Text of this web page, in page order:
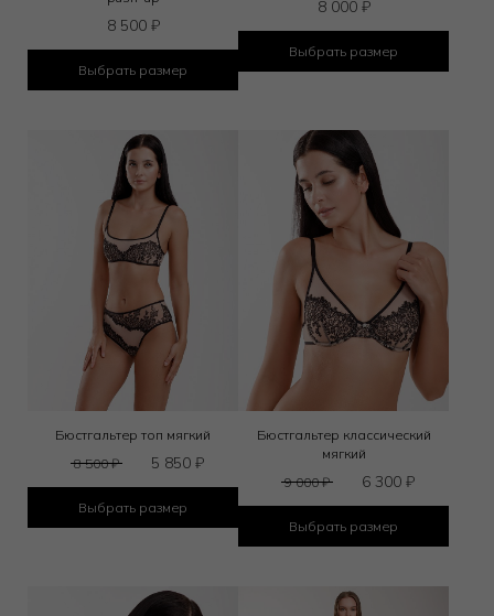
8 500 ₽
Выбрать размер
8 000 ₽
Выбрать размер
Бюстгальтер топ мягкий
8 500₽ 5 850 ₽
Выбрать размер
Бюстгальтер классический
мягкий
9 000₽ 6 300 ₽
Выбрать размер